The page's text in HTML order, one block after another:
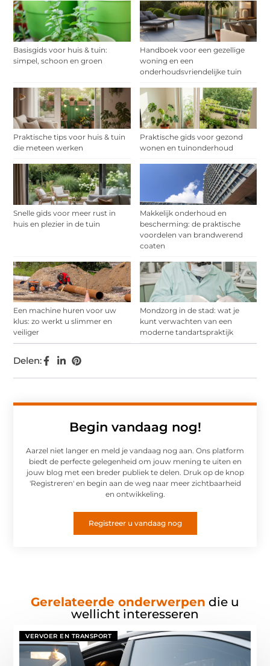
Basisgids voor huis & tuin:
simpel, schoon en groen
Handboek voor een gezellige
woning en een
onderhoudsvriendelijke tuin
Praktische tips voor huis & tuin
die meteen werken
Praktische gids voor gezond
wonen en tuinonderhoud
Snelle gids voor meer rust in
huis en plezier in de tuin
Makkelijk onderhoud en
bescherming: de praktische
voordelen van brandwerend
coaten
Een machine huren voor uw
klus: zo werkt u slimmer en
veiliger
Mondzorg in de stad: wat je
kunt verwachten van een
moderne tandartspraktijk
Begin vandaag nog!
Aarzel niet langer en meld je vandaag nog aan. Ons platform
biedt de perfecte gelegenheid om jouw mening te uiten en
jouw blog met een breder publiek te delen. Druk op de knop
'Registreren' en begin aan de weg naar meer zichtbaarheid
en ontwikkeling.
Registreer u vandaag nog
Delen:
Gerelateerde onderwerpen die u
wellicht interesseren
VERVOER EN TRANSPORT